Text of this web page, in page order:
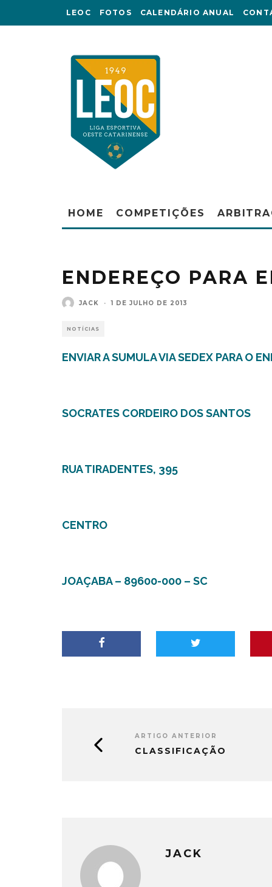
LEOC FOTOS CALENDÁRIO ANUAL
HOME COMPETIÇÕES
ENDEREÇO PARA
JACK · 1 DE JULHO DE 2013
NOTÍCIAS
ENVIAR A SUMULA VIA SEDEX PARA O
SOCRATES CORDEIRO DOS SANTOS
RUA TIRADENTES, 395
CENTRO
JOAÇABA – 89600-000 – SC
ARTIGO ANTERIOR
CLASSIFICAÇÃO
JACK